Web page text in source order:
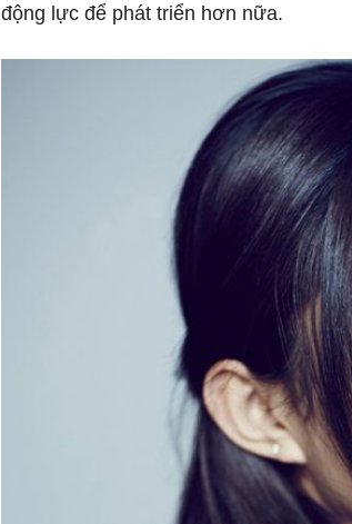
động lực để phát triển hơn nữa.